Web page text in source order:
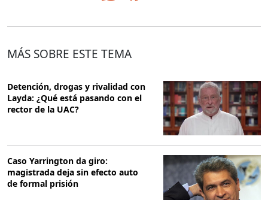
MÁS SOBRE ESTE TEMA
Detención, drogas y rivalidad con
Layda: ¿Qué está pasando con el
rector de la UAC?
Caso Yarrington da giro:
magistrada deja sin efecto auto
de formal prisión